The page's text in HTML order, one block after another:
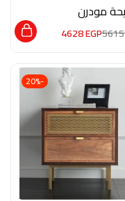
مودرن
4628EGP
-20%